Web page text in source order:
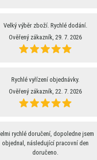
Velký výběr zboží. Rychlé dodání.
Ověřený zákazník, 29. 7. 2026
Rychlé vyřízení objednávky.
Ověřený zákazník, 22. 7. 2026
rychlé doručení, dopoledne jsem
objednal, následující pracovní den
doručeno.